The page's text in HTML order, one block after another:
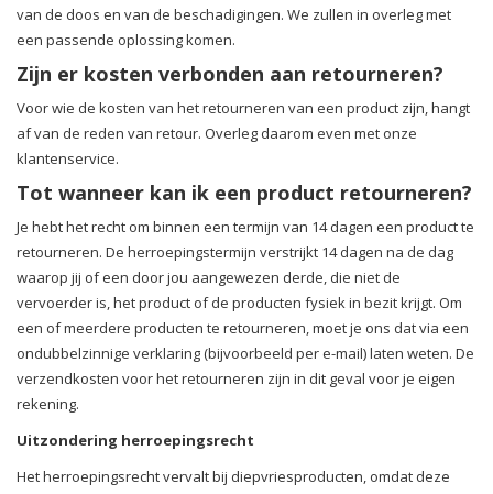
van de doos en van de beschadigingen. We zullen in overleg met
een passende oplossing komen.
Zijn er kosten verbonden aan retourneren?
Voor wie de kosten van het retourneren van een product zijn, hangt
af van de reden van retour. Overleg daarom even met onze
klantenservice.
Tot wanneer kan ik een product retourneren?
Je hebt het recht om binnen een termijn van 14 dagen een product te
retourneren. De herroepingstermijn verstrijkt 14 dagen na de dag
waarop jij of een door jou aangewezen derde, die niet de
vervoerder is, het product of de producten fysiek in bezit krijgt. Om
een of meerdere producten te retourneren, moet je ons dat via een
ondubbelzinnige verklaring (bijvoorbeeld per e-mail) laten weten. De
verzendkosten voor het retourneren zijn in dit geval voor je eigen
rekening.
Uitzondering herroepingsrecht
Het herroepingsrecht vervalt bij diepvriesproducten, omdat deze